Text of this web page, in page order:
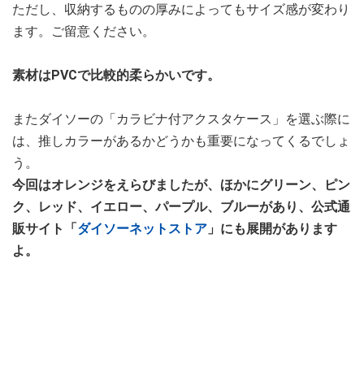
ただし、収納するものの厚みによってもサイズ感が変わり
ます。ご留意ください。
素材はPVCで比較的柔らかいです。
またダイソーの「カラビナ付アクスタケース」を選ぶ際に
は、推しカラーがあるかどうかも重要になってくるでしょ
う。
今回はオレンジをえらびましたが、ほかにグリーン、ピン
ク、レッド、イエロー、パープル、ブルーがあり、公式通
販サイト「ダイソーネットストア 」にも展開があります
よ。